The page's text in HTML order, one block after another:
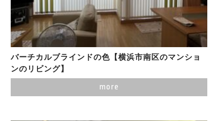
バーチカルブラインドの色【横浜市南区のマンショ
ンのリビング】
more